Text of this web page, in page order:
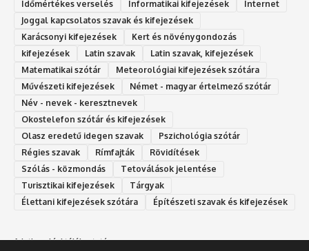
Időmértékes verselés
Informatikai kifejezések
Internet
Joggal kapcsolatos szavak és kifejezések
Karácsonyi kifejezések
Kert és növénygondozás
kifejezések
Latin szavak
Latin szavak, kifejezések
Matematikai szótár
Meteorológiai kifejezések szótára
Művészeti kifejezések
Német - magyar értelmező szótár
Név - nevek - keresztnevek
Okostelefon szótár és kifejezések
Olasz eredetű idegen szavak
Ps‮gólohciz‬ia s‮átóz‬r
Régies szavak
Rímfajták
Rövidítések
Szólás - közmondás
Tetoválások jelentése
Turisztikai kifejezések
Tárgyak
Élettani kifejezések szótára
Építészeti szavak és kifejezések
Adatkezelési tájékoztató